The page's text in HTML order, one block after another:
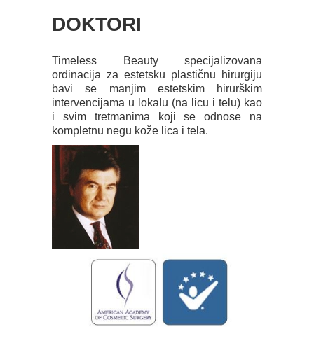
DOKTORI
Timeless Beauty specijalizovana
ordinacija za estetsku plastičnu hirurgiju
bavi se manjim estetskim hirurškim
intervencijama u lokalu (na licu i telu) kao
i svim tretmanima koji se odnose na
kompletnu negu kože lica i tela.